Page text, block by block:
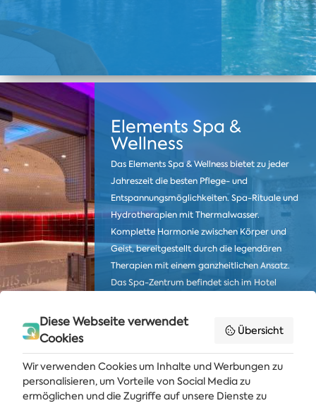
Elements Spa &
Wellness
Das Elements Spa & Wellness bietet zu jeder
Jahreszeit die besten Pflege- und
Entspannungsmöglichkeiten. Spa-Rituale und
Hydrotherapien mit Thermalwasser.
Komplette Harmonie zwischen Körper und
Geist, bereitgestellt durch die legendären
Therapien mit einem ganzheitlichen Ansatz.
Das Spa-Zentrum befindet sich im Hotel
Diese Webseite verwendet
Cookies
Übersicht
Wir verwenden Cookies um Inhalte und Werbungen zu
personalisieren, um Vorteile von Social Media zu
ermöglichen und die Zugriffe auf unsere Dienste zu